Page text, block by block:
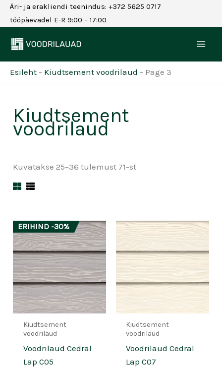
SkipÄri- ja erakliendi teenindus: +372 5625 0717
tööpäevadel E-R 9:00 – 17:00
Esileht - Kiudtsement voodrilaud - Page 3
Kiudtsement
voodrilaud
Kuvatakse 25–36 tulemust 71-st
ERIHIND -30%
Kiudtsement
voodrilaud
Voodrilaud Cedral
Lap C05
Kiudtsement
voodrilaud
Voodrilaud Cedral
Lap C07